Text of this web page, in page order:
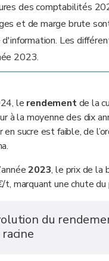
des comptabilités
et de marge brute
Les
2023.
le rendementde la
à la moyenne des dix
en sucre est faible, de
2023, le prix de la
t, marquant une chute du
du